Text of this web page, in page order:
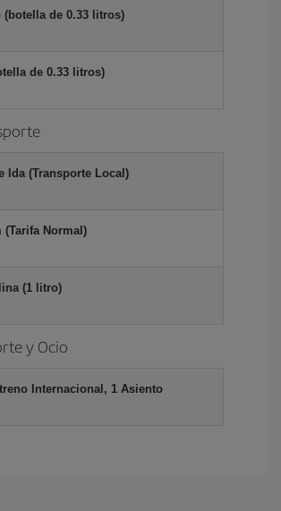
(botella de 0.33 litros)
de 0.33 litros)
Ida (Transporte Local)
(Tarifa Normal)
(1 litro)
y Ocio
Internacional, 1 Asiento